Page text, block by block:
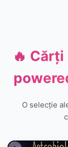
🔥
O selecție